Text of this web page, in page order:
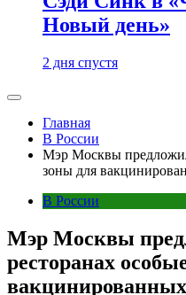
Новый день»
2 дня спустя
Главная
В России
Мэр Москвы предложил
зоны для
В России
Мэр Москвы
ресторанах
вакцинированных